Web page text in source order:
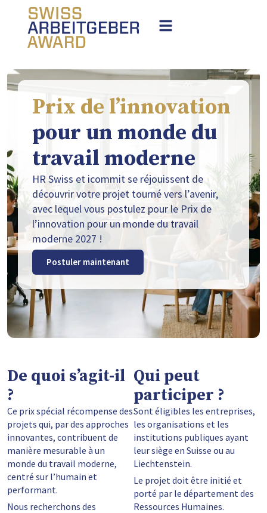
Prix de l’innovation
pour un monde du
travail moderne
HR Swiss et icommit se réjouissent de
découvrir votre projet tourné vers l’avenir,
avec lequel vous postulez pour le Prix de
l’innovation pour un monde du travail
moderne 2027 !
Postuler maintenant
De quoi s’agit-il
?
Ce prix spécial récompense des
projets qui, par des approches
innovantes, contribuent de
manière mesurable à un
monde du travail moderne,
centré sur l’humain et
performant.
Nous recherchons des
Qui peut
participer ?
Sont éligibles les entreprises,
les organisations et les
institutions publiques ayant
leur siège en Suisse ou au
Liechtenstein.
Le projet doit être initié et
porté par le département des
Ressources Humaines.